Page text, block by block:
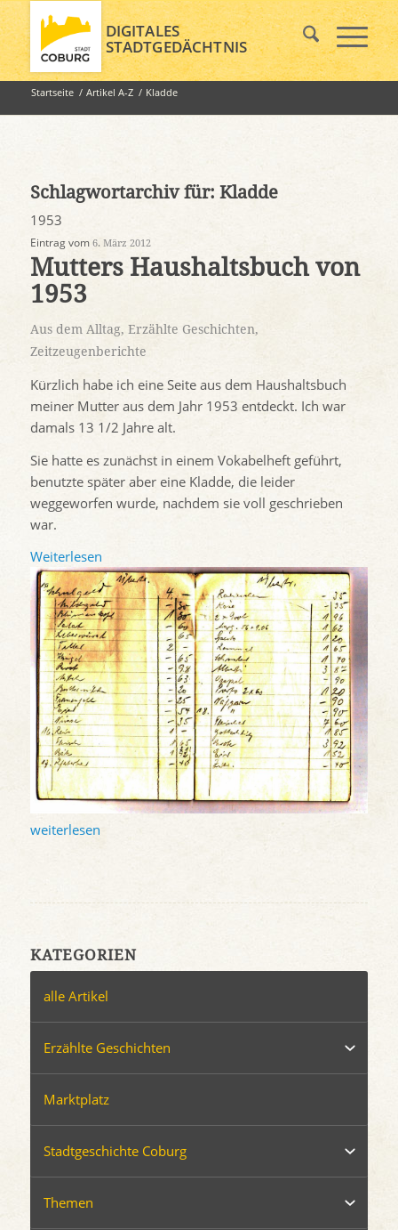
DIGITALES
STADTGEDÄCHTNIS
Startseite / Artikel A-Z / Kladde
Schlagwortarchiv für: Kladde
1953
Eintrag vom 6. März 2012
Mutters Haushaltsbuch von
1953
Aus dem Alltag, Erzählte Geschichten,
Zeitzeugenberichte
Kürzlich habe ich eine Seite aus dem Haushaltsbuch
meiner Mutter aus dem Jahr 1953 entdeckt. Ich war
damals 13 1/2 Jahre alt.
Sie hatte es zunächst in einem Vokabelheft geführt,
benutzte später aber eine Kladde, die leider
weggeworfen wurde, nachdem sie voll geschrieben
war.
Weiterlesen
weiterlesen
KATEGORIEN
alle Artikel
Erzählte Geschichten
Marktplatz
Stadtgeschichte Coburg
Themen